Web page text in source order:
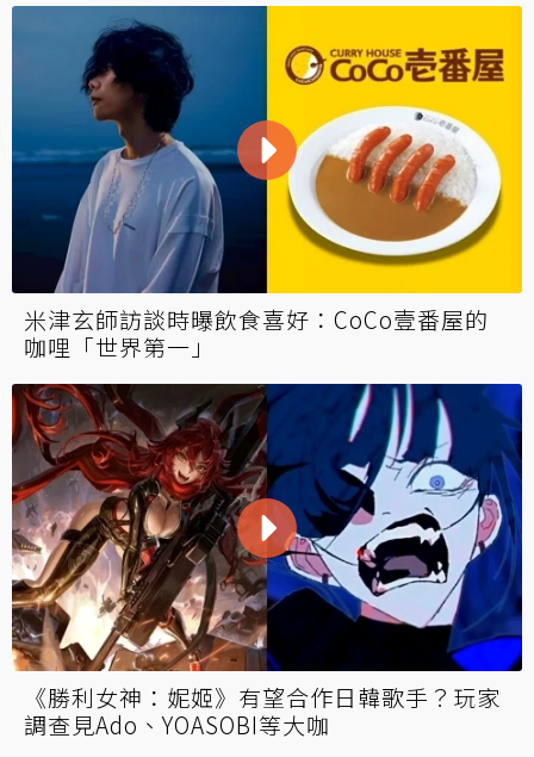
米津玄師訪談時曝飲食喜好：CoCo壹番屋的
咖哩「世界第一」
《勝利女神：妮姬》有望合作日韓歌手？玩家
調查見Ado、YOASOBI等大咖